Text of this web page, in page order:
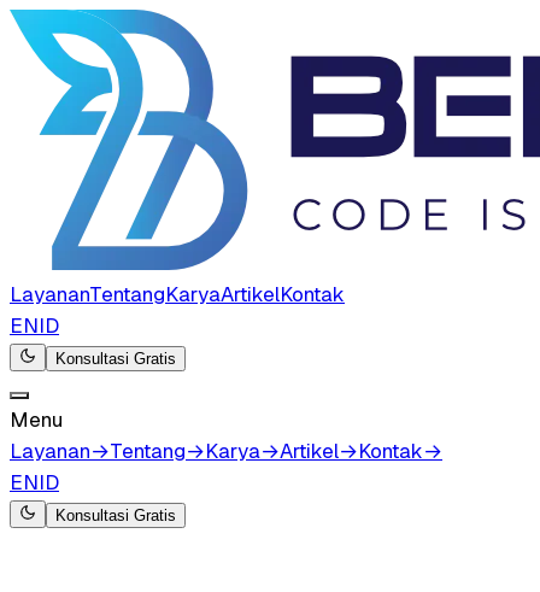
LayananTentangKaryaArtikelKontak
ENID
Konsultasi Gratis
Menu
Layanan→Tentang→Karya→Artikel→Kontak→
ENID
Konsultasi Gratis